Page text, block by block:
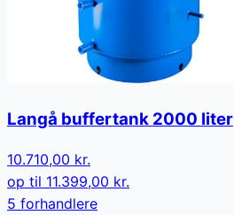
Langå buffertank 2000 liter
10.710,00 kr.
op til 11.399,00 kr.
5 forhandlere